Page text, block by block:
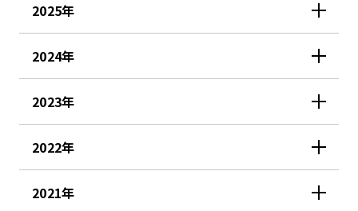
2025年
2024年
2023年
2022年
2021年